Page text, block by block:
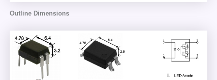
Outline Dimensions